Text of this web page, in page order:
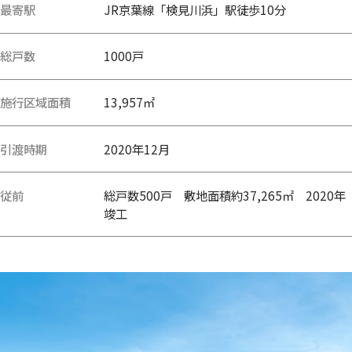
最寄駅 JR京葉線「検見川浜」駅徒歩10分
総戸数 1000戸
施行区域面積 13,957㎡
引渡時期 2020年12月
従前
総戸数500戸 敷地面積約37,265㎡ 2020年
竣工